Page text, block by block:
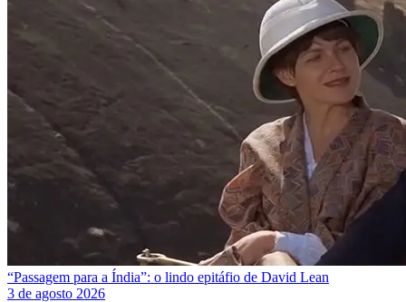
“Passagem para a Índia”: o lindo epitáfio de David Lean
3 de agosto 2026